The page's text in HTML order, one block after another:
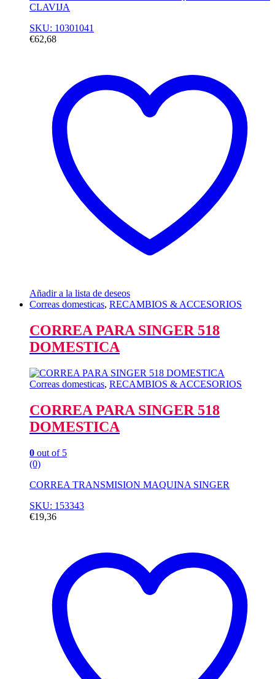
CLAVIJA
SKU: 10301041
€62,68
Añadir a la lista de deseos
Correas domesticas, RECAMBIOS & ACCESORIOS
CORREA PARA SINGER 518
DOMESTICA
Correas domesticas, RECAMBIOS & ACCESORIOS
CORREA PARA SINGER 518
DOMESTICA
0 out of 5
(0)
CORREA TRANSMISION MAQUINA SINGER
SKU: 153343
€19,36